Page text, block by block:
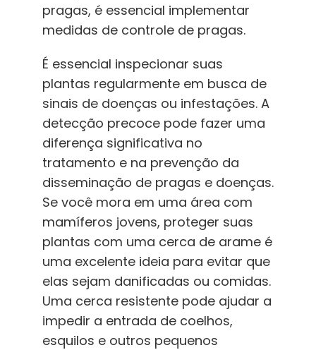
pragas, é essencial implementar
medidas de controle de pragas.
É essencial inspecionar suas
plantas regularmente em busca de
sinais de doenças ou infestações. A
detecção precoce pode fazer uma
diferença significativa no
tratamento e na prevenção da
disseminação de pragas e doenças.
Se você mora em uma área com
mamíferos jovens, proteger suas
plantas com uma cerca de arame é
uma excelente ideia para evitar que
elas sejam danificadas ou comidas.
Uma cerca resistente pode ajudar a
impedir a entrada de coelhos,
esquilos e outros pequenos